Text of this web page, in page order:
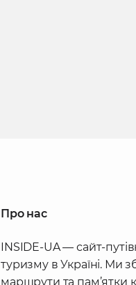
Про нас
INSIDE-UA — сайт-
туризму в Україні. Ми
маршрути та пам’ятки